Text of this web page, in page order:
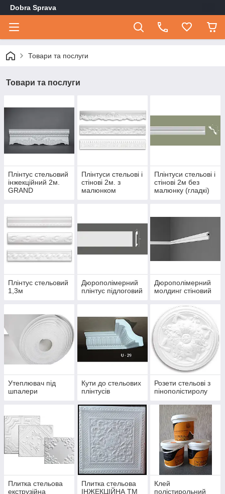
Dobra Sprava
Товари та послуги
Товари та послуги
Плінтус стельовий
інжекційний 2м.
GRAND
Плінтуси стельові і
стінові 2м. з
малюнком
Плінтуси стельові і
стінові 2м без
малюнку (гладкі)
Плінтус стельовий
1,3м
Дюрополімерний
плінтус підлоговий
Дюрополімерний
молдинг стіновий
Утеплювач під
шпалери
Кути до стельових
плінтусів
Розети стельові з
пінополістиролу
Плитка стельова
екструзійна
Плитка стельова
ІНЖЕКЦІЙНА ТМ
Клей
полістирольний